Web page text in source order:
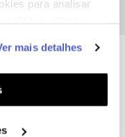
para analisar
e
seus interesses
Pode gerir a
"Configurar
mais detalhes